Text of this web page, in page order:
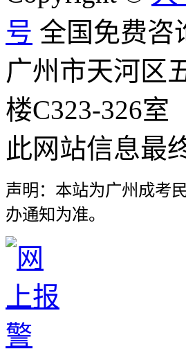
号 全国免费咨
广州市天河区
楼C323-326室
此网站信息最
声明：本站为广州成考
办通知为准。